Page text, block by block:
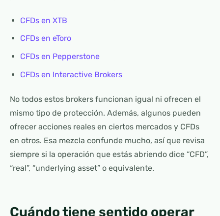
CFDs en XTB
CFDs en eToro
CFDs en Pepperstone
CFDs en Interactive Brokers
No todos estos brokers funcionan igual ni ofrecen el
mismo tipo de protección. Además, algunos pueden
ofrecer acciones reales en ciertos mercados y CFDs
en otros. Esa mezcla confunde mucho, así que revisa
siempre si la operación que estás abriendo dice “CFD”,
“real”, “underlying asset” o equivalente.
Cuándo tiene sentido operar